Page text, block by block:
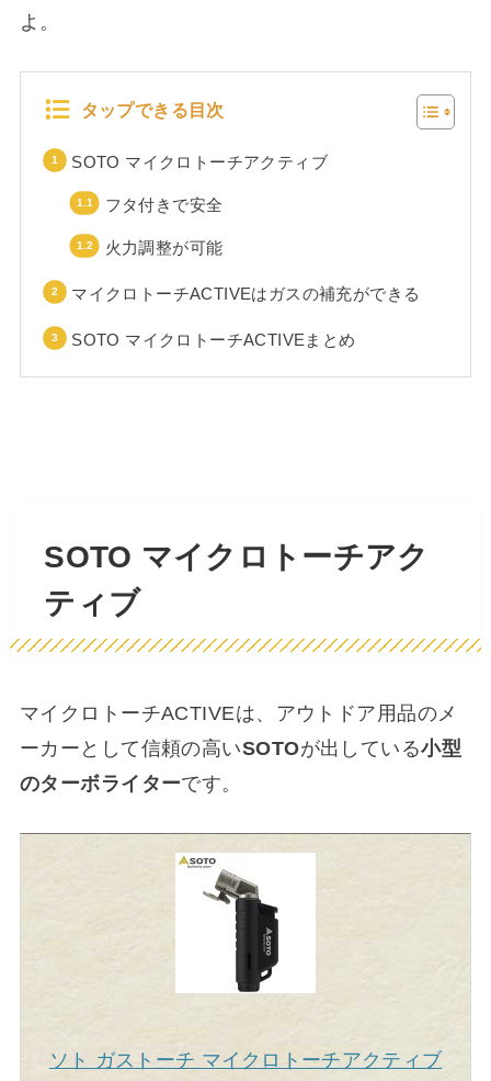
よ。
タップできる目次
SOTO マイクロトーチアクティブ
フタ付きで安全
火力調整が可能
マイクロトーチACTIVEはガスの補充ができる
SOTO マイクロトーチACTIVEまとめ
SOTO マイクロトーチアク
ティブ
マイクロトーチACTIVEは、アウトドア用品のメ
ーカーとして信頼の高いSOTOが出している小型
のターボライターです。
ソト ガストーチ マイクロトーチアクティブ